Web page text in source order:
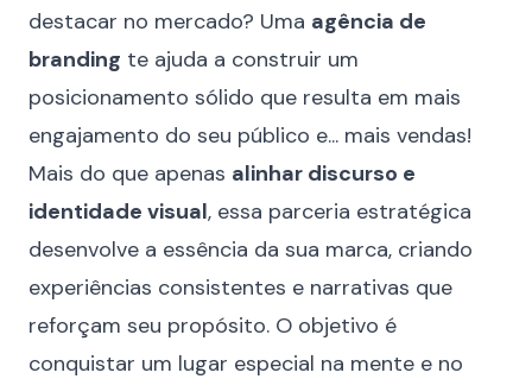
destacar no mercado? Uma agência de
branding te ajuda a construir um
posicionamento sólido que resulta em mais
engajamento do seu público e... mais vendas!
Mais do que apenas alinhar discurso e
identidade visual, essa parceria estratégica
desenvolve a essência da sua marca, criando
experiências consistentes e narrativas que
reforçam seu propósito. O objetivo é
conquistar um lugar especial na mente e no